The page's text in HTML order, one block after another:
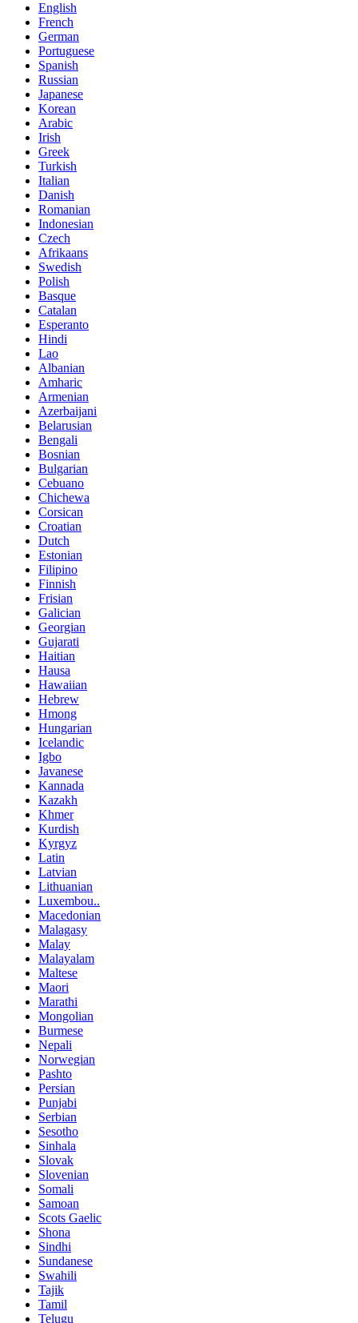
English
French
German
Portuguese
Spanish
Russian
Japanese
Korean
Arabic
Irish
Greek
Turkish
Italian
Danish
Romanian
Indonesian
Czech
Afrikaans
Swedish
Polish
Basque
Catalan
Esperanto
Hindi
Lao
Albanian
Amharic
Armenian
Azerbaijani
Belarusian
Bengali
Bosnian
Bulgarian
Cebuano
Chichewa
Corsican
Croatian
Dutch
Estonian
Filipino
Finnish
Frisian
Galician
Georgian
Gujarati
Haitian
Hausa
Hawaiian
Hebrew
Hmong
Hungarian
Icelandic
Igbo
Javanese
Kannada
Kazakh
Khmer
Kurdish
Kyrgyz
Latin
Latvian
Lithuanian
Luxembou..
Macedonian
Malagasy
Malay
Malayalam
Maltese
Maori
Marathi
Mongolian
Burmese
Nepali
Norwegian
Pashto
Persian
Punjabi
Serbian
Sesotho
Sinhala
Slovak
Slovenian
Somali
Samoan
Scots Gaelic
Shona
Sindhi
Sundanese
Swahili
Tajik
Tamil
Telugu